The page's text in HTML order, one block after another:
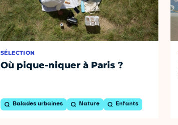
SÉLECTION
Où pique-niquer à Paris ?
Balades urbaines Nature Enfants